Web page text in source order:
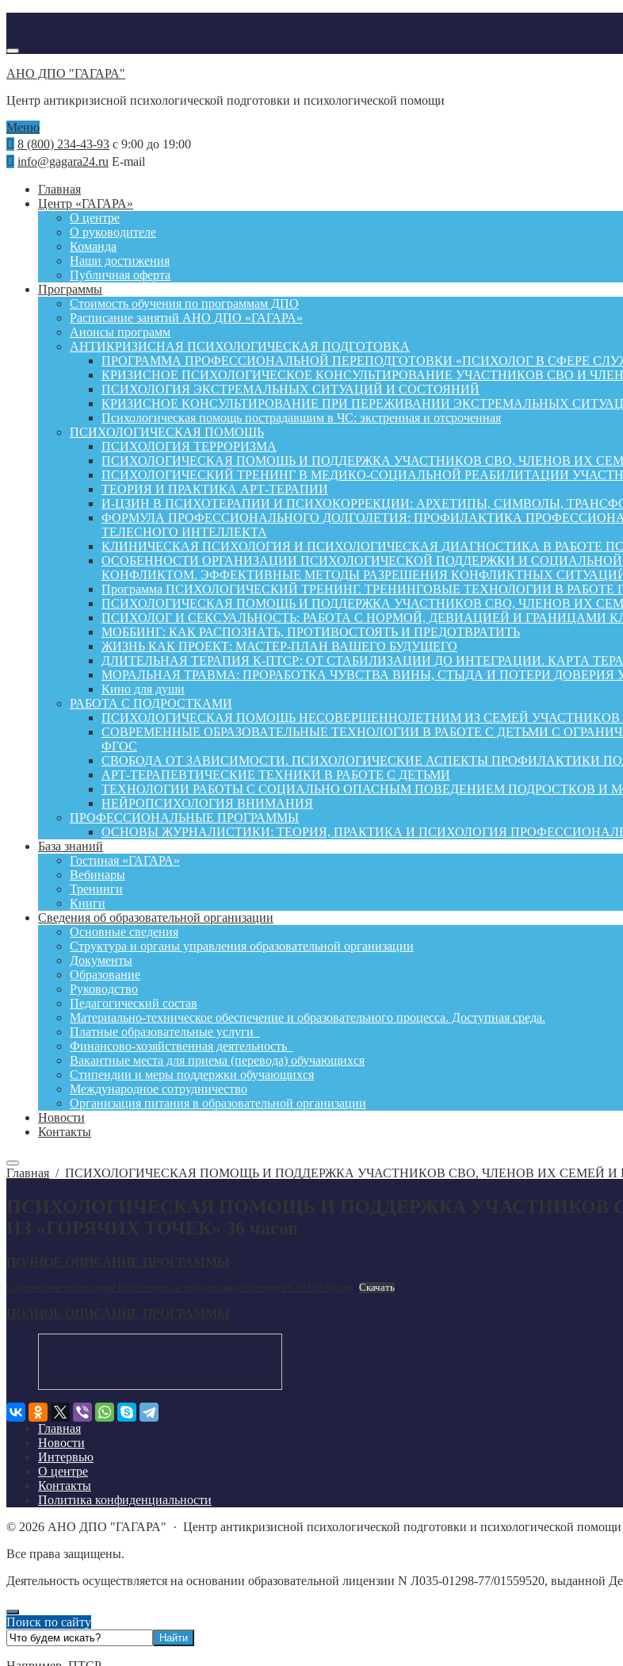
АНО ДПО "ГАГАРА"
Центр антикризисной психологической подготовки и психологической помощи
Меню
8 (800) 234-43-93 с 9:00 до 19:00
info@gagara24.ru E-mail
Главная
Центр «ГАГАРА»
О центре
О руководителе
Команда
Наши достижения
Публичная оферта
Программы
Стоимость обучения по программам ДПО
Расписание занятий АНО ДПО «ГАГАРА»
Анонсы программ
АНТИКРИЗИСНАЯ ПСИХОЛОГИЧЕСКАЯ ПОДГОТОВКА
ПРОГРАММА ПРОФЕССИОНАЛЬНОЙ ПЕРЕПОДГОТОВКИ «ПСИХОЛОГ В СФЕРЕ
КРИЗИСНОЕ ПСИХОЛОГИЧЕСКОЕ КОНСУЛЬТИРОВАНИЕ УЧАСТНИКОВ СВО И
ПСИХОЛОГИЯ ЭКСТРЕМАЛЬНЫХ СИТУАЦИЙ И СОСТОЯНИЙ
КРИЗИСНОЕ КОНСУЛЬТИРОВАНИЕ ПРИ ПЕРЕЖИВАНИИ ЭКСТРЕМАЛЬНЫХ
Психологическая помощь пострадавшим в ЧС: экстренная и отсроченная
ПСИХОЛОГИЧЕСКАЯ ПОМОЩЬ
ПСИХОЛОГИЯ ТЕРРОРИЗМА
ПСИХОЛОГИЧЕСКАЯ ПОМОЩЬ И ПОДДЕРЖКА УЧАСТНИКОВ СВО, ЧЛЕНОВ ИХ СЕМЕЙ
ПСИХОЛОГИЧЕСКИЙ ТРЕНИНГ В МЕДИКО-СОЦИАЛЬНОЙ РЕАБИЛИТАЦИИ
ТЕОРИЯ И ПРАКТИКА АРТ-ТЕРАПИИ
И-ЦЗИН В ПСИХОТЕРАПИИ И ПСИХОКОРРЕКЦИИ: АРХЕТИПЫ, СИМВОЛЫ,
ФОРМУЛА ПРОФЕССИОНАЛЬНОГО ДОЛГОЛЕТИЯ: ПРОФИЛАКТИКА
ТЕЛЕСНОГО ИНТЕЛЛЕКТА
КЛИНИЧЕСКАЯ ПСИХОЛОГИЯ И ПСИХОЛОГИЧЕСКАЯ ДИАГНОСТИКА В РАБОТЕ
ОСОБЕННОСТИ ОРГАНИЗАЦИИ ПСИХОЛОГИЧЕСКОЙ ПОДДЕРЖКИ И
КОНФЛИКТОМ. ЭФФЕКТИВНЫЕ МЕТОДЫ РАЗРЕШЕНИЯ КОНФЛИКТНЫХ
Программа ПСИХОЛОГИЧЕСКИЙ ТРЕНИНГ. ТРЕНИНГОВЫЕ ТЕХНОЛОГИИ В
ПСИХОЛОГИЧЕСКАЯ ПОМОЩЬ И ПОДДЕРЖКА УЧАСТНИКОВ СВО, ЧЛЕНОВ ИХ СЕМЕЙ
ПСИХОЛОГ И СЕКСУАЛЬНОСТЬ: РАБОТА С НОРМОЙ, ДЕВИАЦИЕЙ И ГРАНИЦАМИ
МОББИНГ: КАК РАСПОЗНАТЬ, ПРОТИВОСТОЯТЬ И ПРЕДОТВРАТИТЬ
ЖИЗНЬ КАК ПРОЕКТ: МАСТЕР‑ПЛАН ВАШЕГО БУДУЩЕГО
ДЛИТЕЛЬНАЯ ТЕРАПИЯ К-ПТСР: ОТ СТАБИЛИЗАЦИИ ДО ИНТЕГРАЦИИ. КАРТА
МОРАЛЬНАЯ ТРАВМА: ПРОРАБОТКА ЧУВСТВА ВИНЫ, СТЫДА И ПОТЕРИ ДОВЕРИЯ
Кино для души
РАБОТА С ПОДРОСТКАМИ
ПСИХОЛОГИЧЕСКАЯ ПОМОЩЬ НЕСОВЕРШЕННОЛЕТНИМ ИЗ СЕМЕЙ УЧАСТНИКОВ
СОВРЕМЕННЫЕ ОБРАЗОВАТЕЛЬНЫЕ ТЕХНОЛОГИИ В РАБОТЕ С ДЕТЬМИ С
ФГОС
СВОБОДА ОТ ЗАВИСИМОСТИ. ПСИХОЛОГИЧЕСКИЕ АСПЕКТЫ ПРОФИЛАКТИКИ
АРТ-ТЕРАПЕВТИЧЕСКИЕ ТЕХНИКИ В РАБОТЕ С ДЕТЬМИ
ТЕХНОЛОГИИ РАБОТЫ С СОЦИАЛЬНО ОПАСНЫМ ПОВЕДЕНИЕМ ПОДРОСТКОВ И
НЕЙРОПСИХОЛОГИЯ ВНИМАНИЯ
ПРОФЕССИОНАЛЬНЫЕ ПРОГРАММЫ
ОСНОВЫ ЖУРНАЛИСТИКИ: ТЕОРИЯ, ПРАКТИКА И ПСИХОЛОГИЯ
База знаний
Гостиная «ГАГАРА»
Вебинары
Тренинги
Книги
Сведения об образовательной организации
Основные сведения
Структура и органы управления образовательной организации
Документы
Образование
Руководство
Педагогический состав
Материально-техническое обеспечение и образовательного процесса. Доступная среда.
Платные образовательные услуги
Финансово-хозяйственная деятельность
Вакантные места для приема (перевода) обучающихся
Стипендии и меры поддержки обучающихся
Международное сотрудничество
Организация питания в образовательной организации
Новости
Контакты
Главная / ПСИХОЛОГИЧЕСКАЯ ПОМОЩЬ И ПОДДЕРЖКА УЧАСТНИКОВ СВО, ЧЛЕНОВ ИХ СЕМЕЙ И
Скачать
Главная
Новости
Интервью
О центре
Контакты
Политика конфиденциальности
© 2026 АНО ДПО "ГАГАРА" · Центр антикризисной психологической подготовки и психологической помощи
Все права защищены.
Деятельность осуществляется на основании образовательной лицензии N Л035-01298-77/01559520, выданной
Поиск по сайту